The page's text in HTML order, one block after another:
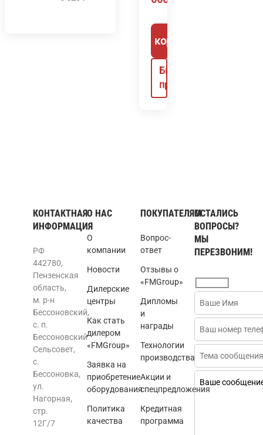
В корзину
Быстрый
просмотр
КОНТАКТНАЯ
ИНФОРМАЦИЯ
РФ
442780,
Пензенская
область,
м. р-н
Бессоновский,
с. п.
Бессоновский
Сельсовет,
с.
Бессоновка,
ул.
Нагорная,
стр.
12Г/7
О НАС
О
компании
Новости
Дилерские
центры
Как стать
дилером
«FMGroup»
Заявка на
приобретение
оборудования
Политика
качества
ПОКУПАТЕЛЯМ
Вопрос-
ответ
Отзывы о
«FMGroup»
Дипломы
и
награды
Технологии
производства
Акции и
спецпредложения
Кредитная
программа
ОСТАЛИСЬ
ВОПРОСЫ?
МЫ
ПЕРЕЗВОНИМ!